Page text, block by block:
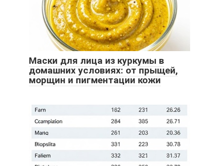
Маски для лица из куркумы в
домашних условиях: от прыщей,
морщин и пигментации кожи